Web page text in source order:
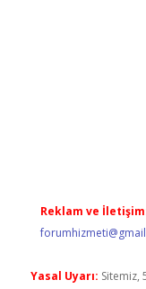
Reklam ve
Yasal Uyarı: Sitemiz,